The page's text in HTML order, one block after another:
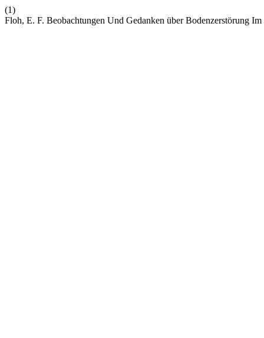
(1)
Floh, E. F. Beobachtungen Und Gedanken über Bodenzerstörung